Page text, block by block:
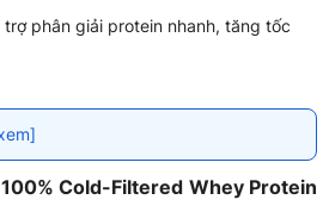
trợ phân giải protein nhanh, tăng tốc
Cold-Filtered Whey Protein